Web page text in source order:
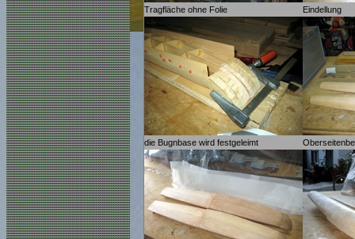
Tragfläche ohne Folie Eindellung
die Bugnbase wird festgeleimt